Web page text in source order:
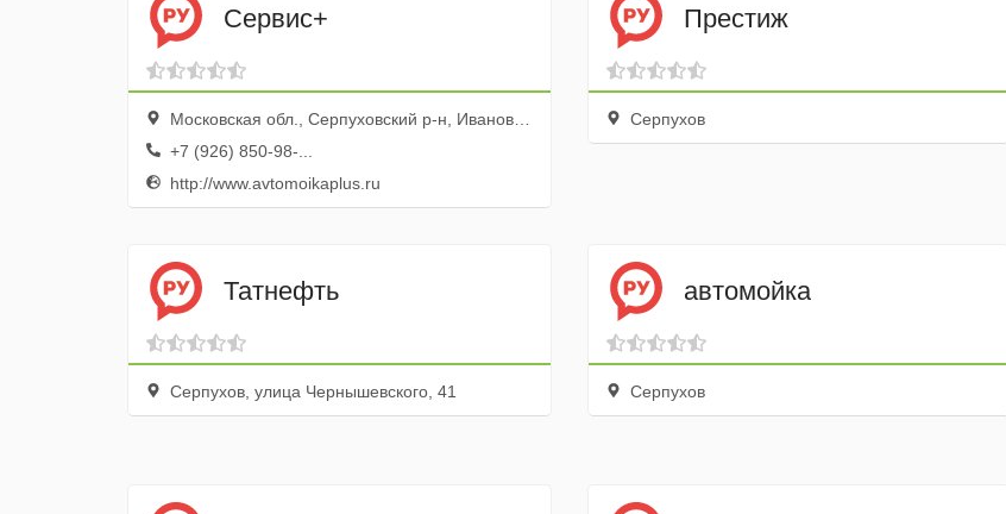
Сервис+
Московская обл., Серпуховский р-н, Ивановское дер., ул. Пролетарская, 42а, эт. 2
+7 (926) 850-98-...
http://www.avtomoikaplus.ru
Престиж
Серпухов
Татнефть
Серпухов, улица Чернышевского, 41
автомойка
Серпухов